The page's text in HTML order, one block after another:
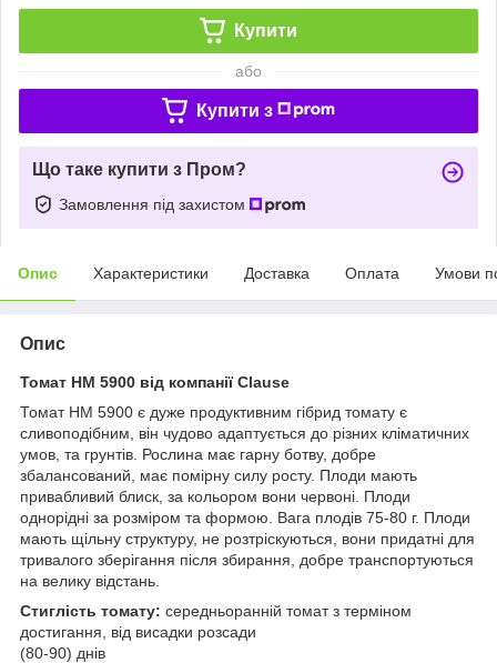
Купити
або
Купити з
Що таке купити з Пром?
Замовлення під захистом
Опис Характеристики Доставка Оплата Умови
Опис
Томат НМ 5900 від компанії Clause
Томат НМ 5900 є дуже продуктивним гібрид томату є
сливоподібним, він чудово адаптується до різних кліматичних
умов, та грунтів. Рослина має гарну ботву, добре
збалансований, має помірну силу росту. Плоди мають
привабливий блиск, за кольором вони червоні. Плоди
однорідні за розміром та формою. Вага плодів 75-80 г. Плоди
мають щільну структуру, не розтріскуються, вони придатні для
тривалого зберігання після збирання, добре транспортуються
на велику відстань.
Стиглість томату: середньоранній томат з терміном
достигання, від висадки розсади
(80-90) днів